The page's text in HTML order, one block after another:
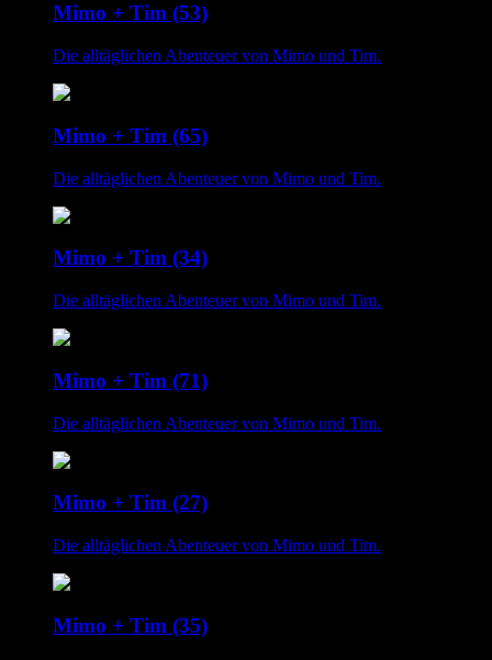
Mimo + Tim (53)
Die alltäglichen Abenteuer von Mimo und Tim.
Mimo + Tim (65)
Die alltäglichen Abenteuer von Mimo und Tim.
Mimo + Tim (34)
Die alltäglichen Abenteuer von Mimo und Tim.
Mimo + Tim (71)
Die alltäglichen Abenteuer von Mimo und Tim.
Mimo + Tim (27)
Die alltäglichen Abenteuer von Mimo und Tim.
Mimo + Tim (35)